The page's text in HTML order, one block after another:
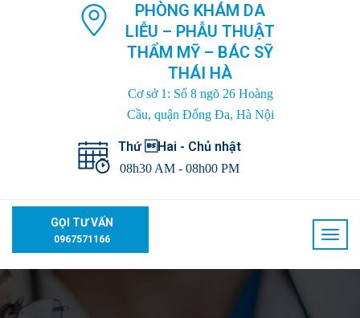
PHÒNG KHÁM DA
LIỄU – PHẪU THUẬT
THẨM MỸ – BÁC SỸ
THÁI HÀ
Cơ sở 1: Số 8 ngõ 26 Hoàng
Cầu, quận Đống Đa, Hà Nội
Thứ Hai - Chủ nhật
08h30 AM - 08h00 PM
GỌI TƯ VẤN
0967571166